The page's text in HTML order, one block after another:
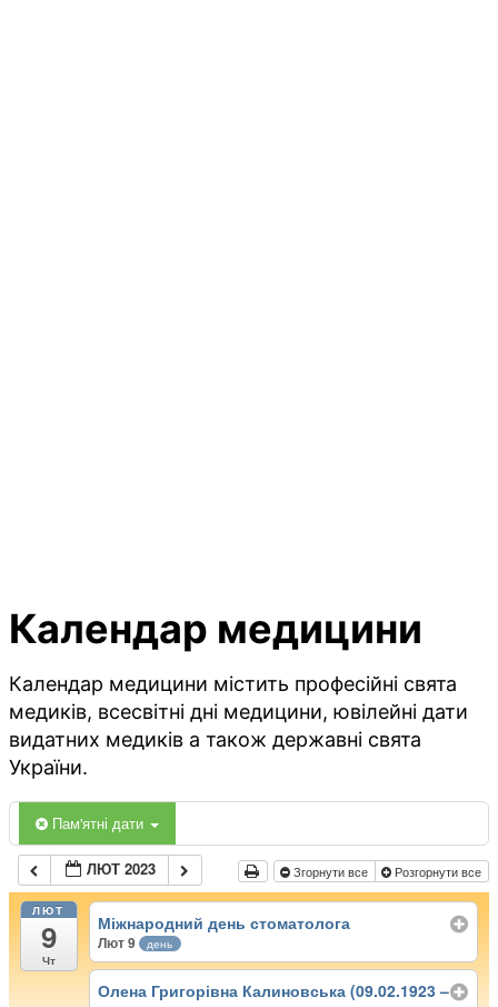
Календар медицини
Календар медицини містить професійні свята
медиків, всесвітні дні медицини, ювілейні дати
видатних медиків а також державні свята
України.
Пам'ятні дати
ЛЮТ 2023 Згорнути все Розгорнути все
ЛЮТ
9
Чт
Міжнародний день стоматолога
Лют 9 день
Олена Григорівна Калиновська (09.02.1923 –